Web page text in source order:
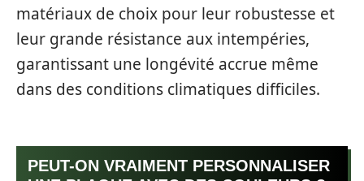
matériaux de choix pour leur robustesse et
leur grande résistance aux intempéries,
garantissant une longévité accrue même
dans des conditions climatiques difficiles.
PEUT-ON VRAIMENT PERSONNALISER